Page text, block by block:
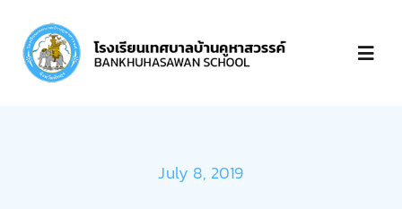
content
July 8, 2019